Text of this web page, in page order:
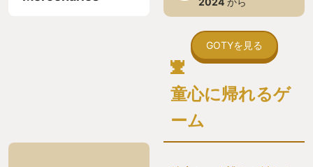
GOTYを見る
童心に帰れるゲ
ーム